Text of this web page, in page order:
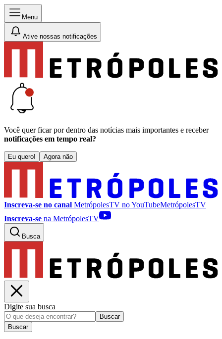
Menu
Ative nossas notificações
Você quer ficar por dentro das notícias mais importantes e receber
notificações em tempo real?
Eu quero! Agora não
Inscreva-se no canal MetrópolesTV noYouTubeMetrópolesTV
Inscreva-se na MetrópolesTV
Busca
Digite sua busca
Buscar
Buscar